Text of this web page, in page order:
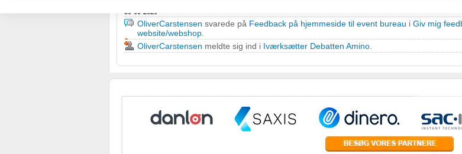
30-09-2020
OliverCarstensen svarede på Feedback på hjemmeside til event bureau i Giv mig
website/webshop
OliverCarstensen meldte sig ind i Iværksætter Debatten Amino
Bruge profiler til at vælge tilpasset indhold
Måle annonceringseffektivitet
Måle indholdseffektivitet